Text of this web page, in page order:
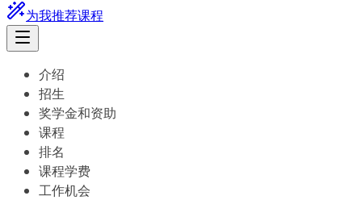
为我推荐课程
介绍
招生
奖学金和资助
课程
排名
课程学费
工作机会